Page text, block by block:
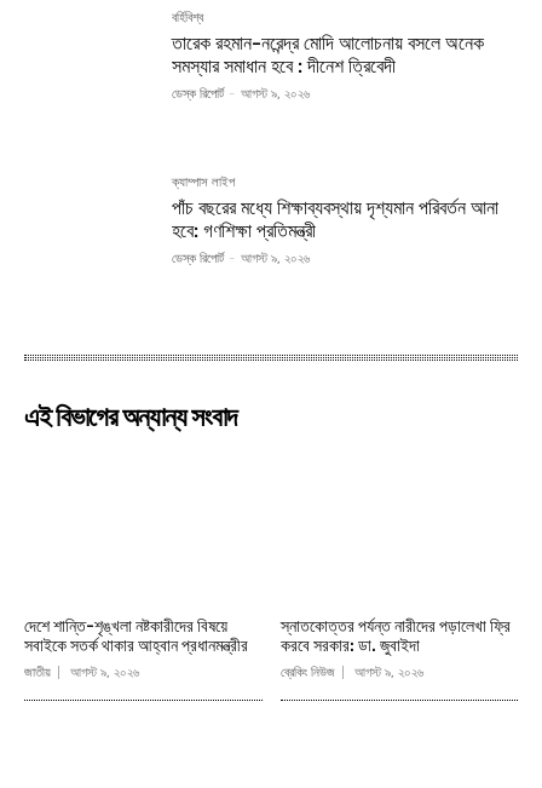
বর্হিবিশ্ব
তারেক রহমান-নরেন্দ্র মোদি আলোচনায় বসলে অনেক
সমস্যার সমাধান হবে : দীনেশ ত্রিবেদী
ডেস্ক রিপোর্ট - আগস্ট ৯, ২০২৬
ক্যাম্পাস লাইপ
পাঁচ বছরের মধ্যে শিক্ষাব্যবস্থায় দৃশ্যমান পরিবর্তন আনা
হবে: গণশিক্ষা প্রতিমন্ত্রী
ডেস্ক রিপোর্ট - আগস্ট ৯, ২০২৬
এই বিভাগের অন্যান্য সংবাদ
দেশে শান্তি-শৃঙ্খলা নষ্টকারীদের বিষয়ে
সবাইকে সতর্ক থাকার আহ্বান প্রধানমন্ত্রীর
জাতীয় আগস্ট ৯, ২০২৬
স্নাতকোত্তর পর্যন্ত নারীদের পড়ালেখা ফ্রি
করবে সরকার: ডা. জুবাইদা
ব্রেকিং নিউজ আগস্ট ৯, ২০২৬